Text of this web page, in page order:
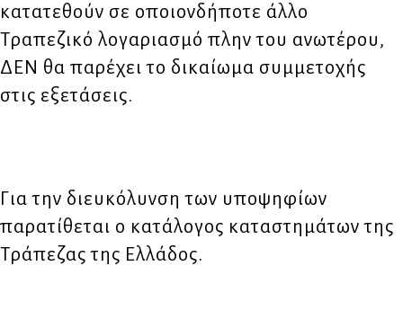
κατατεθούν σε οποιονδήποτε άλλο
Τραπεζικό λογαριασμό πλην του ανωτέρου,
ΔΕΝ θα παρέχει το δικαίωμα συμμετοχής
στις εξετάσεις.
Για την διευκόλυνση των υποψηφίων
παρατίθεται ο κατάλογος καταστημάτων της
Τράπεζας της Ελλάδος.